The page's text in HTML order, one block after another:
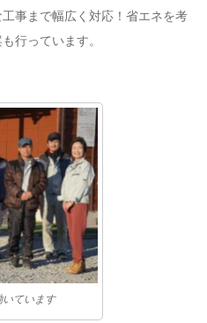
事まで幅広く対応！省エネを考
行っています。
ています